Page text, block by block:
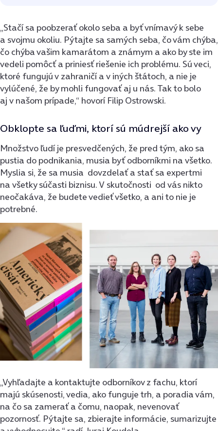
„Stačí sa poobzerať okolo seba a byť vnímavý k sebe
a svojmu okoliu. Pýtajte sa samých seba, čo vám chýba,
čo chýba vašim kamarátom a známym a ako by ste im
vedeli pomôcť a priniesť riešenie ich problému. Sú veci,
ktoré fungujú v zahraničí a v iných štátoch, a nie je
vylúčené, že by mohli fungovať aj u nás. Tak to bolo
aj v našom prípade,“ hovorí Filip Ostrowski.
Obklopte sa ľuďmi, ktorí sú múdrejší ako vy
Množstvo ľudí je presvedčených, že pred tým, ako sa
pustia do podnikania, musia byť odborníkmi na všetko.
Myslia si, že sa musia dovzdelať a stať sa expertmi
na všetky súčasti biznisu. V skutočnosti od vás nikto
neočakáva, že budete vedieť všetko, a ani to nie je
potrebné.
„Vyhľadajte a kontaktujte odborníkov z fachu, ktorí
majú skúsenosti, vedia, ako funguje trh, a poradia vám,
na čo sa zamerať a čomu, naopak, nevenovať
pozornosť. Pýtajte sa, zbierajte informácie, sumarizujte